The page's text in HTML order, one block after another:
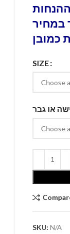
במחיר
כמובן
SIZE
או גבר
SKU: N/A